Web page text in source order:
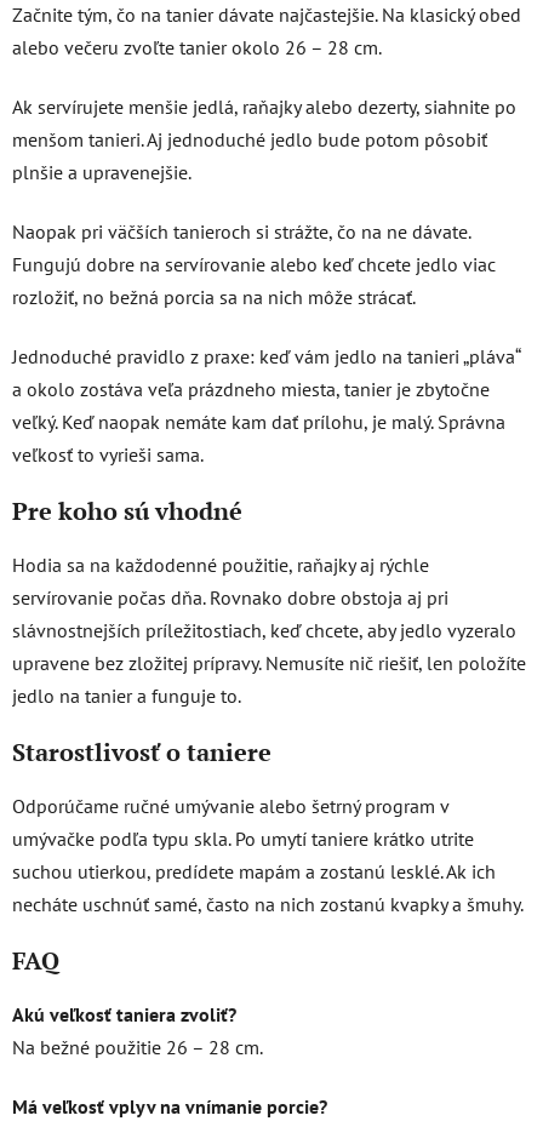
Začnite tým, čo na tanier dávate najčastejšie. Na klasický obed
alebo večeru zvoľte tanier okolo 26 – 28 cm.
Ak servírujete menšie jedlá, raňajky alebo dezerty, siahnite po
menšom tanieri. Aj jednoduché jedlo bude potom pôsobiť
plnšie a upravenejšie.
Naopak pri väčších tanieroch si strážte, čo na ne dávate.
Fungujú dobre na servírovanie alebo keď chcete jedlo viac
rozložiť, no bežná porcia sa na nich môže strácať.
Jednoduché pravidlo z praxe: keď vám jedlo na tanieri „pláva“
a okolo zostáva veľa prázdneho miesta, tanier je zbytočne
veľký. Keď naopak nemáte kam dať prílohu, je malý. Správna
veľkosť to vyrieši sama.
Pre koho sú vhodné
Hodia sa na každodenné použitie, raňajky aj rýchle
servírovanie počas dňa. Rovnako dobre obstoja aj pri
slávnostnejších príležitostiach, keď chcete, aby jedlo vyzeralo
upravene bez zložitej prípravy. Nemusíte nič riešiť, len položíte
jedlo na tanier a funguje to.
Starostlivosť o taniere
Odporúčame ručné umývanie alebo šetrný program v
umývačke podľa typu skla. Po umytí taniere krátko utrite
suchou utierkou, predídete mapám a zostanú lesklé. Ak ich
necháte uschnúť samé, často na nich zostanú kvapky a šmuhy.
FAQ
Akú veľkosť taniera zvoliť?
Na bežné použitie 26 – 28 cm.
Má veľkosť vplyv na vnímanie porcie?